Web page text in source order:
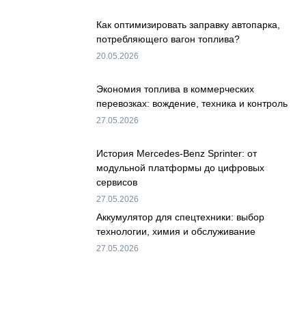
Как оптимизировать заправку автопарка,
потребляющего вагон топлива?
20.05.2026
Экономия топлива в коммерческих
перевозках: вождение, техника и контроль
27.05.2026
История Mercedes-Benz Sprinter: от
модульной платформы до цифровых
сервисов
27.05.2026
Аккумулятор для спецтехники: выбор
технологии, химия и обслуживание
27.05.2026